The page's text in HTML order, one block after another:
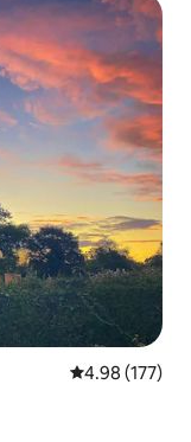
從 177 則評價
4.98 (177)